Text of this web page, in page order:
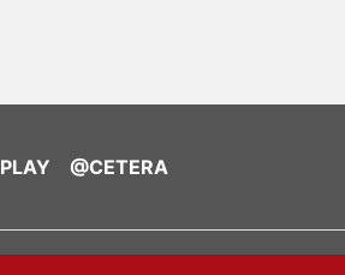
PLAY @CETERA